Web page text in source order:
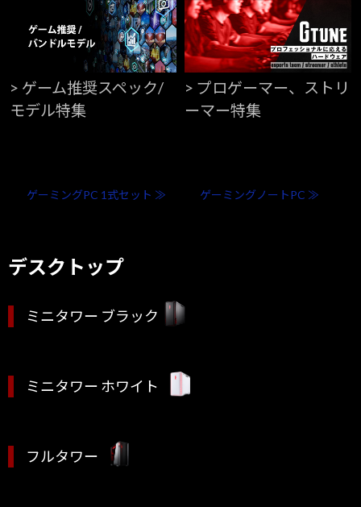
> ゲーム推奨スペック/
モデル特集
> プロゲーマー、ストリ
ーマー特集
ゲーミングPC 1式セット ≫ ゲーミングノートPC ≫
デスクトップ
ミニタワー ブラック
ミニタワー ホワイト
フルタワー